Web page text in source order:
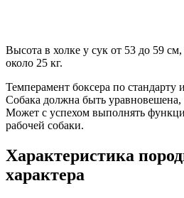
Высота в холке у сук от 53 до 59
около 25 кг.
Темперамент боксера по стандарту
Собака должна быть уравновешена,
Может с успехом выполнять
рабочей собаки.
Характеристика
характера